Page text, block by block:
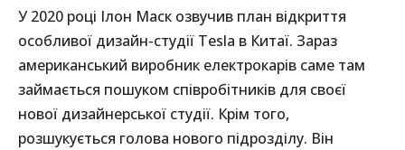
У 2020 році Ілон Маск озвучив план відкриття
особливої дизайн-студії Tesla в Китаї. Зараз
американський виробник електрокарів саме там
займається пошуком співробітників для своєї
нової дизайнерської студії. Крім того,
розшукується голова нового підрозділу. Він